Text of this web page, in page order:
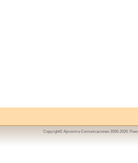
Copyright© Aproxima Comunicaciones 2006-2026.